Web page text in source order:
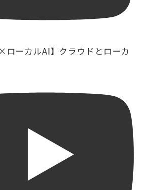
ローカルAI】クラウドとローカ